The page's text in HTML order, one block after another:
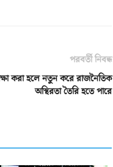
পরবর্তী নিবন্ধ
করা হলে নতুন করে রাজনৈতিক
অস্থিরতা তৈরি হতে পারে